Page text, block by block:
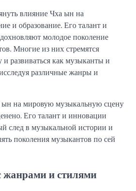
влияние Чха ын на
и образование. Его талант и
молодое поколение
Многие из них стремятся
и развиваться как музыканты и
различные жанры и
на мировую музыкальную сцену
Его талант и инновации
след в музыкальной истории и
поколения музыкантов по сей
жанрами и стилями